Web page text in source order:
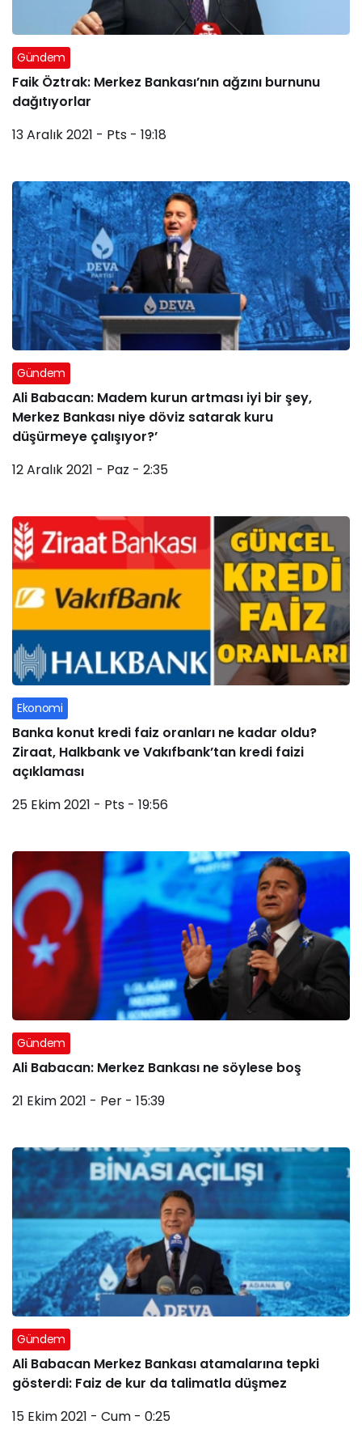
Gündem
Faik Öztrak: Merkez Bankası’nın ağzını burnunu
dağıtıyorlar
13 Aralık 2021 - Pts - 19:18
Gündem
Ali Babacan: Madem kurun artması iyi bir şey,
Merkez Bankası niye döviz satarak kuru
düşürmeye çalışıyor?’
12 Aralık 2021 - Paz - 2:35
Ekonomi
Banka konut kredi faiz oranları ne kadar oldu?
Ziraat, Halkbank ve Vakıfbank’tan kredi faizi
açıklaması
25 Ekim 2021 - Pts - 19:56
Gündem
Ali Babacan: Merkez Bankası ne söylese boş
21 Ekim 2021 - Per - 15:39
Gündem
Ali Babacan Merkez Bankası atamalarına tepki
gösterdi: Faiz de kur da talimatla düşmez
15 Ekim 2021 - Cum - 0:25